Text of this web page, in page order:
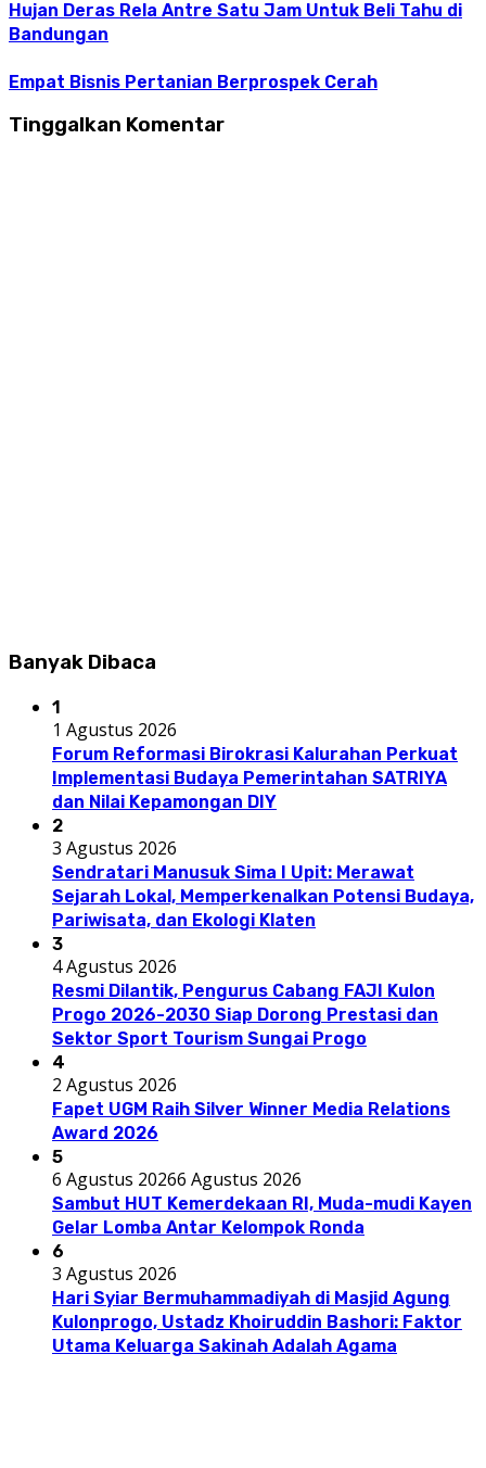
Hujan Deras Rela Antre Satu Jam Untuk Beli Tahu di
Bandungan
Empat Bisnis Pertanian Berprospek Cerah
Tinggalkan Komentar
Banyak Dibaca
1
1 Agustus 2026
Forum Reformasi Birokrasi Kalurahan Perkuat
Implementasi Budaya Pemerintahan SATRIYA
dan Nilai Kepamongan DIY
2
3 Agustus 2026
Sendratari Manusuk Sima I Upit: Merawat
Sejarah Lokal, Memperkenalkan Potensi Budaya,
Pariwisata, dan Ekologi Klaten
3
4 Agustus 2026
Resmi Dilantik, Pengurus Cabang FAJI Kulon
Progo 2026-2030 Siap Dorong Prestasi dan
Sektor Sport Tourism Sungai Progo
4
2 Agustus 2026
Fapet UGM Raih Silver Winner Media Relations
Award 2026
5
6 Agustus 20266 Agustus 2026
Sambut HUT Kemerdekaan RI, Muda-mudi Kayen
Gelar Lomba Antar Kelompok Ronda
6
3 Agustus 2026
Hari Syiar Bermuhammadiyah di Masjid Agung
Kulonprogo, Ustadz Khoiruddin Bashori: Faktor
Utama Keluarga Sakinah Adalah Agama